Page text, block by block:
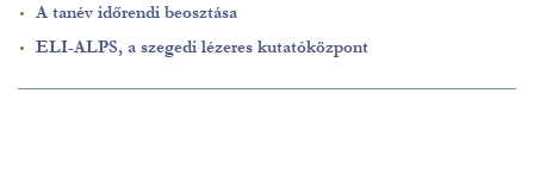
A tanév időrendi beosztása
ELI-ALPS, a szegedi lézeres kutatóközpont